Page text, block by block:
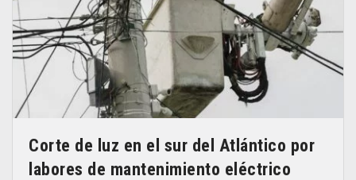
Corte de luz en el sur del Atlántico por
labores de mantenimiento eléctrico